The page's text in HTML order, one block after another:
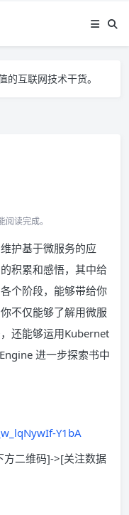
互联网技术干货。
读完成。
护基于微服务的应
积累和感悟，其中给
个阶段，能够带给你
不仅能够了解用微服
还能够运用Kubernet
进一步探索书中
Y1bA
二维码]->[关注数据